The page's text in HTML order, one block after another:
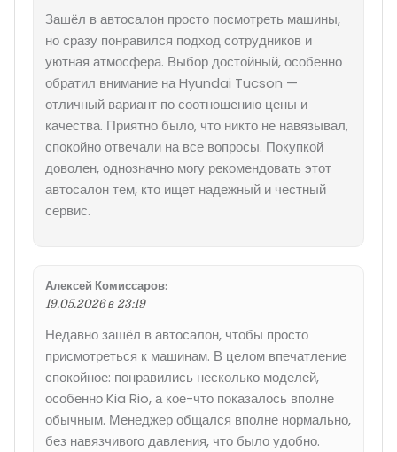
Зашёл в автосалон просто посмотреть машины,
но сразу понравился подход сотрудников и
уютная атмосфера. Выбор достойный, особенно
обратил внимание на Hyundai Tucson —
отличный вариант по соотношению цены и
качества. Приятно было, что никто не навязывал,
спокойно отвечали на все вопросы. Покупкой
доволен, однозначно могу рекомендовать этот
автосалон тем, кто ищет надежный и честный
сервис.
Алексей Комиссаров:
19.05.2026 в 23:19
Недавно зашёл в автосалон, чтобы просто
присмотреться к машинам. В целом впечатление
спокойное: понравились несколько моделей,
особенно Kia Rio, а кое-что показалось вполне
обычным. Менеджер общался вполне нормально,
без навязчивого давления, что было удобно.